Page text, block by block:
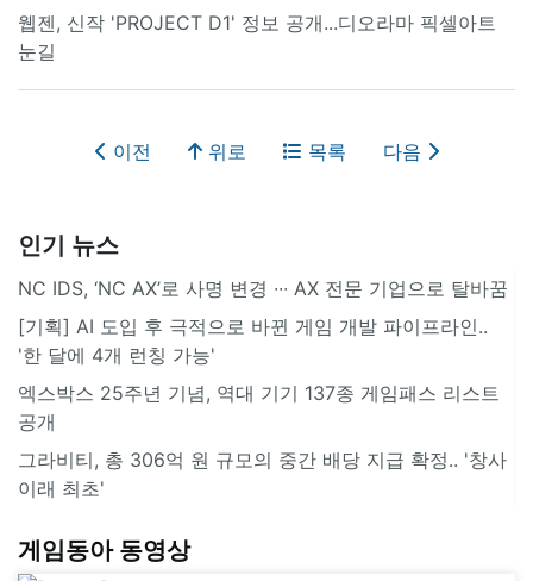
웹젠, 신작 'PROJECT D1' 정보 공개...디오라마 픽셀아트
눈길
이전 위로 목록 다음
인기 뉴스
NC IDS, ‘NC AX’로 사명 변경 ∙∙∙ AX 전문 기업으로 탈바꿈
[기획] AI 도입 후 극적으로 바뀐 게임 개발 파이프라인..
'한 달에 4개 런칭 가능'
엑스박스 25주년 기념, 역대 기기 137종 게임패스 리스트
공개
그라비티, 총 306억 원 규모의 중간 배당 지급 확정.. '창사
이래 최초'
게임동아 동영상